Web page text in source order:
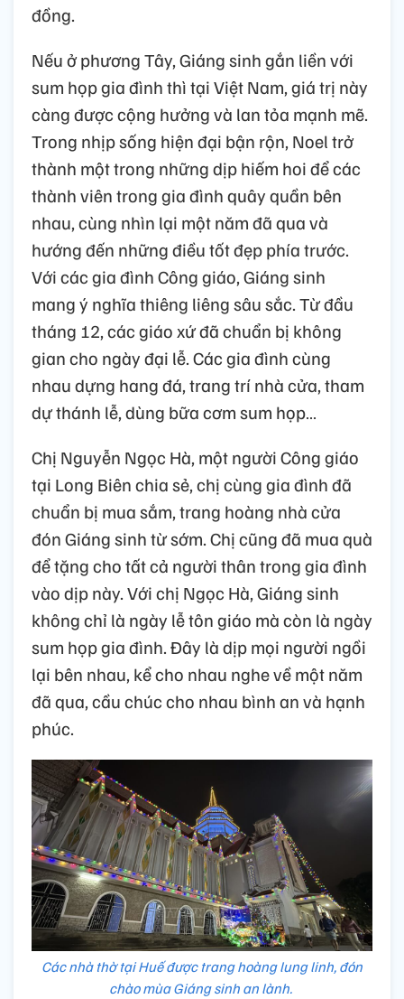
đồng.
Nếu ở phương Tây, Giáng sinh gắn liền với
sum họp gia đình thì tại Việt Nam, giá trị này
càng được cộng hưởng và lan tỏa mạnh mẽ.
Trong nhịp sống hiện đại bận rộn, Noel trở
thành một trong những dịp hiếm hoi để các
thành viên trong gia đình quây quần bên
nhau, cùng nhìn lại một năm đã qua và
hướng đến những điều tốt đẹp phía trước.
Với các gia đình Công giáo, Giáng sinh
mang ý nghĩa thiêng liêng sâu sắc. Từ đầu
tháng 12, các giáo xứ đã chuẩn bị không
gian cho ngày đại lễ. Các gia đình cùng
nhau dựng hang đá, trang trí nhà cửa, tham
dự thánh lễ, dùng bữa cơm sum họp…
Chị Nguyễn Ngọc Hà, một người Công giáo
tại Long Biên chia sẻ, chị cùng gia đình đã
chuẩn bị mua sắm, trang hoàng nhà cửa
đón Giáng sinh từ sớm. Chị cũng đã mua quà
để tặng cho tất cả người thân trong gia đình
vào dịp này. Với chị Ngọc Hà, Giáng sinh
không chỉ là ngày lễ tôn giáo mà còn là ngày
sum họp gia đình. Đây là dịp mọi người ngồi
lại bên nhau, kể cho nhau nghe về một năm
đã qua, cầu chúc cho nhau bình an và hạnh
phúc.
Các nhà thờ tại Huế được trang hoàng lung linh, đón
chào mùa Giáng sinh an lành.